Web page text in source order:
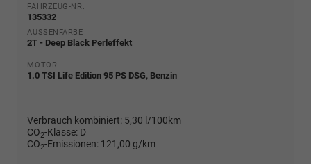
FAHRZEUG-NR.
135332
AUSSENFARBE
2T - Deep Black Perleffekt
MOTOR
1.0 TSI Life Edition 95 PS DSG, Benzin
Verbrauch kombiniert: 5,30 l/100km
CO2-Klasse: D
CO2-Emissionen: 121,00 g/km